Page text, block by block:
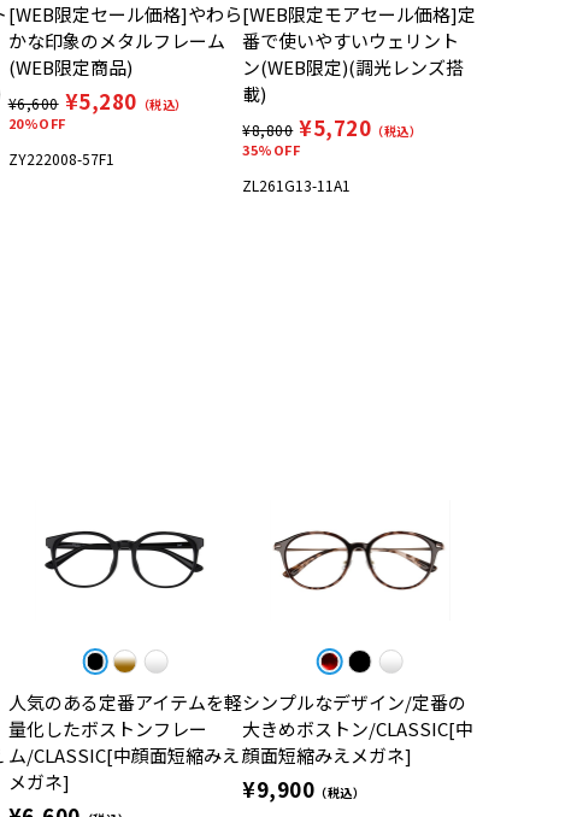
[WEB限定セール価格]やわら
かな印象のメタルフレーム
(WEB限定商品)
¥6,600 ¥5,280 （税込）
20%OFF
ZY222008-57F1
[WEB限定モアセール価格]定
番で使いやすいウェリント
ン(WEB限定)(調光レンズ搭
載)
¥8,800 ¥5,720 （税込）
35%OFF
ZL261G13-11A1
人気のある定番アイテムを軽
量化したボストンフレー
ム/CLASSIC[中顔面短縮みえ
メガネ]
シンプルなデザイン/定番の
大きめボストン/CLASSIC[中
顔面短縮みえメガネ]
¥9,900 （税込）